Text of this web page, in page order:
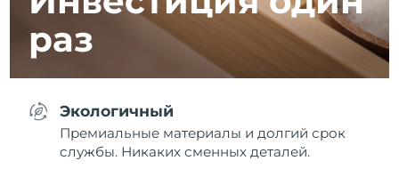
раз
Экологичный
Премиальные материалы и долгий срок
службы. Никаких сменных деталей.